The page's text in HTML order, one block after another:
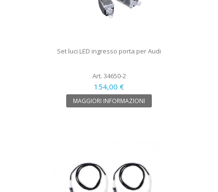
Set luci LED ingresso porta per Audi
Art. 34650-2
154,00 €
MAGGIORI INFORMAZIONI